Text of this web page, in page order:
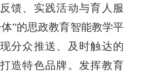
馈、实践活动与育人服
”的思政教育智能教学平
分众推送、及时触达的
造特色品牌。发挥教育